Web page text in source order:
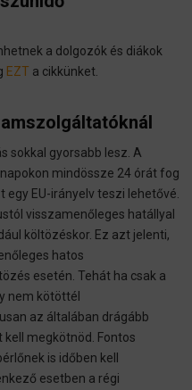
a dolgozók és diákok
EZT a cikkünket.
sokkal gyorsabb lesz. A
mindössze 24 órát fog
egy EU-irányelv teszi lehetővé.
visszamenőleges hatállyal
költözéskor. Ez azt jelenti,
hatos
esetén. Tehát ha csak a
nem kötöttél
az általában drágább
megkötnöd. Fontos
is időben kell
esetben a régi